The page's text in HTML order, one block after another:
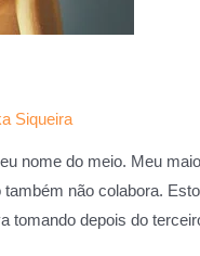
Siqueira
nome do meio. Meu
não colabora.
tomando depois do